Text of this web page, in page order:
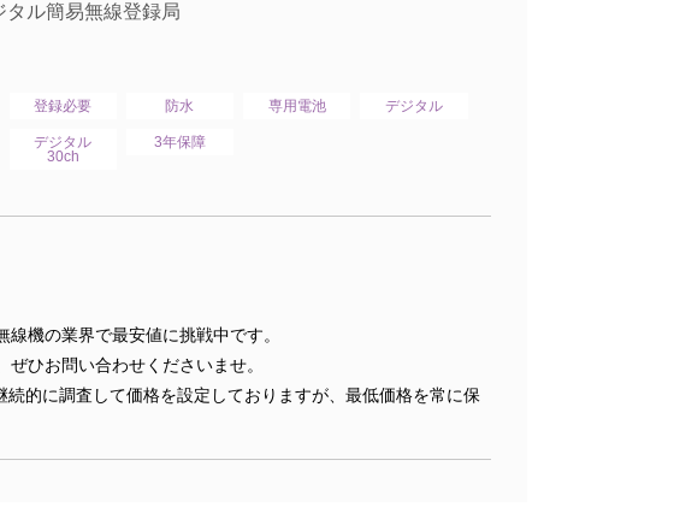
タル簡易無線登録局
登録必要 防水 専用電池 デジタル
デジタル
30ch
3年保障
機の業界で最安値に挑戦中です。
ひお問い合わせくださいませ。
的に調査して価格を設定しておりますが、最低価格を常に保